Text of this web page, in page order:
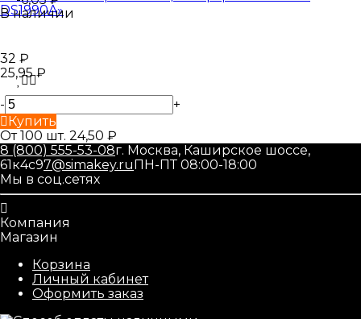
DS1990A»
В наличии
32 ₽
25,95₽
-
+
Купить
От 100 шт. 24,50 ₽
8 (800) 555-53-08г. Москва, Каширское шоссе,
61к4с97@simakey.ruПН-ПТ 08:00-18:00
Мы в соц.сетях
Компания
Магазин
Корзина
Личный кабинет
Оформить заказ